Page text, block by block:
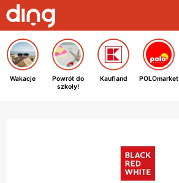
Wakacje
Powrót do
szkoły!
Kaufland POLOmarket